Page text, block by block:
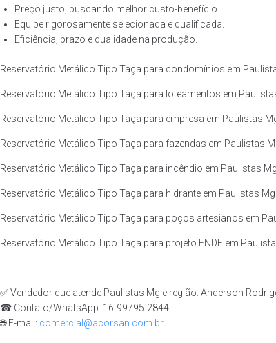
Preço justo, buscando melhor custo-benefício.
Equipe rigorosamente selecionada e qualificada.
Eficiência, prazo e qualidade na produção.
Reservatório Metálico Tipo Taça para condomínios em
Reservatório Metálico Tipo Taça para loteamentos em
Reservatório Metálico Tipo Taça para empresa em Paulistas
Reservatório Metálico Tipo Taça para fazendas em Paulistas
Reservatório Metálico Tipo Taça para incêndio em Paulistas
Reservatório Metálico Tipo Taça para hidrante em Paulistas Mg
Reservatório Metálico Tipo Taça para poços artesianos em
Reservatório Metálico Tipo Taça para projeto FNDE em
✅ Vendedor que atende Paulistas Mg e região: Anderson
☎ Contato/WhatsApp: 16-99795-2844
🌐 E-mail: comercial@acorsan.com.br